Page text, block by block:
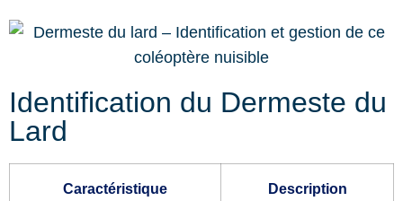
Identification du Dermeste du
Lard
Caractéristique Description